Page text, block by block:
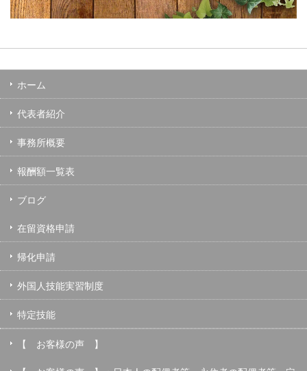
ホーム
代表者紹介
事務所概要
報酬額一覧表
ブログ
在留資格申請
帰化申請
外国人技能実習制度
特定技能
【 お客様の声 】